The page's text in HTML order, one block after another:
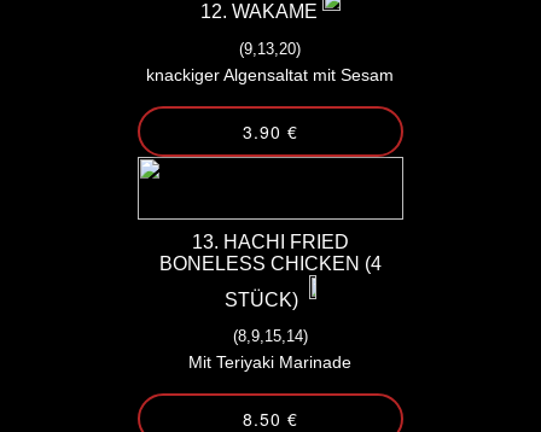
12. WAKAME
(9,13,20)
knackiger Algensaltat mit Sesam
3.90 €
13. HACHI FRIED
BONELESS CHICKEN (4
STÜCK)
(8,9,15,14)
Mit Teriyaki Marinade
8.50 €